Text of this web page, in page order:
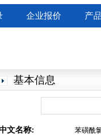
企业报价 产
基本信息
文名称: 苯磺酰